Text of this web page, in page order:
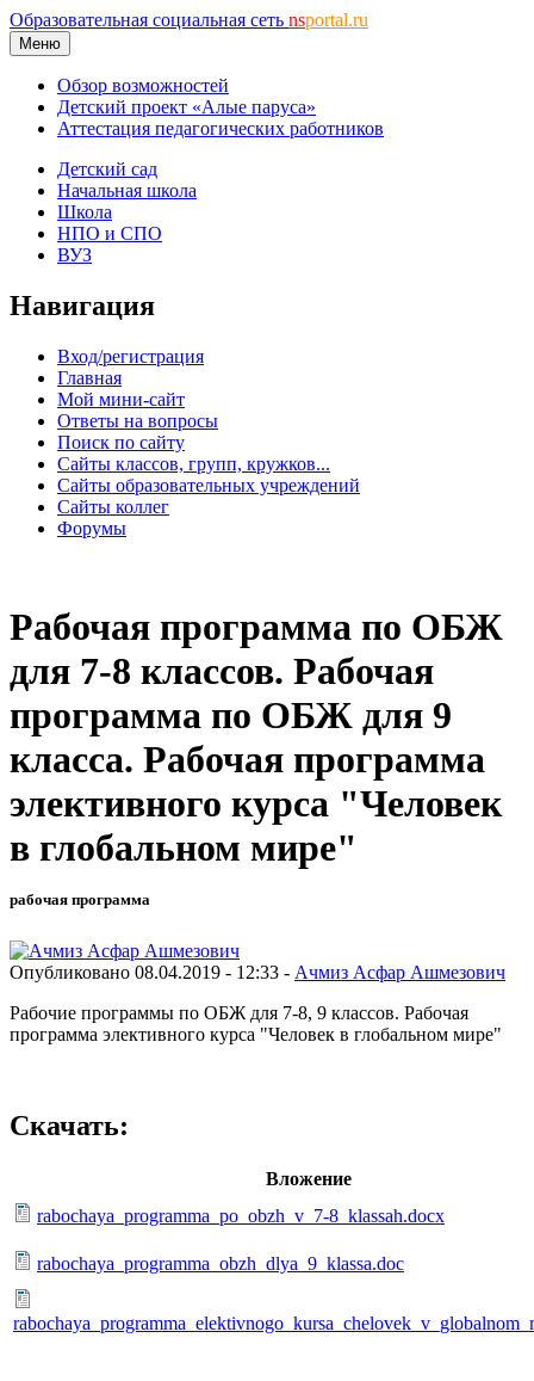
Образовательная социальная сеть nsportal.ru
Меню
Обзор возможностей
Детский проект «Алые паруса»
Аттестация педагогических работников
Детский сад
Начальная школа
Школа
НПО и СПО
ВУЗ
Навигация
Вход/регистрация
Главная
Мой мини-сайт
Ответы на вопросы
Поиск по сайту
Сайты классов, групп, кружков...
Сайты образовательных учреждений
Сайты коллег
Форумы
Рабочая программа по ОБЖ
для 7-8 классов. Рабочая
программа по ОБЖ для 9
класса. Рабочая программа
элективного курса "Человек
в глобальном мире"
рабочая программа
Опубликовано 08.04.2019 - 12:33 - Ачмиз Асфар Ашмезович
Рабочие программы по ОБЖ для 7-8, 9 классов. Рабочая
программа элективного курса "Человек в глобальном мире"
Скачать:
Вложение
rabochaya_programma_po_obzh_v_7-8_klassah.docx
rabochaya_programma_obzh_dlya_9_klassa.doc